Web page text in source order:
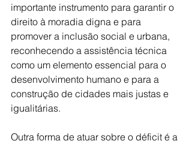
importante instrumento para garantir o
direito à moradia digna e para
promover a inclusão social e urbana,
reconhecendo a assistência técnica
como um elemento essencial para o
desenvolvimento humano e para a
construção de cidades mais justas e
igualitárias.
Outra forma de atuar sobre o déficit é a